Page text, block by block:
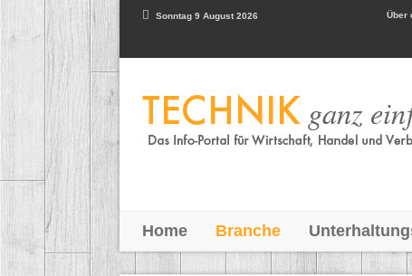
Sonntag 9 August 2026 Über
Home Branche